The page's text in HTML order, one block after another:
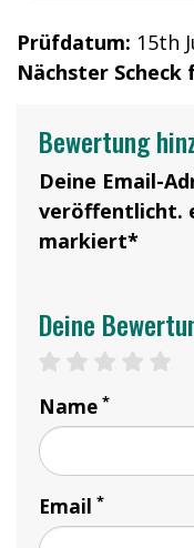
Prüfdatum: 15th
Nächster Scheck
Bewertung
Deine Email-
veröffentlicht.
markiert*
Deine
4
3 stars
2 stars
1 star
Name *
Email *